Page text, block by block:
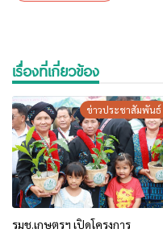
เรื่องที่เกี่ยวข้อง
ข่าวประชาสัมพันธ์
รมช.เกษตรฯ เปิดโครงการ